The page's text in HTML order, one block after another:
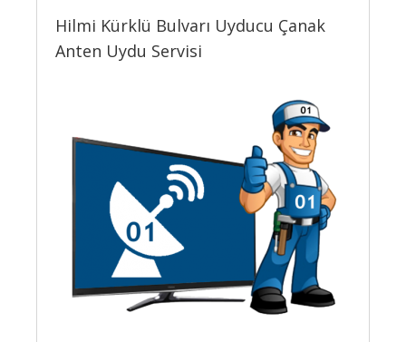
Hilmi Kürklü Bulvarı Uyducu Çanak
Anten Uydu Servisi